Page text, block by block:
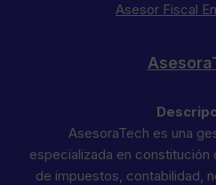
Asesor Fiscal
AsesoraTech es una
especializada en constitución
de impuestos, contabilidad,